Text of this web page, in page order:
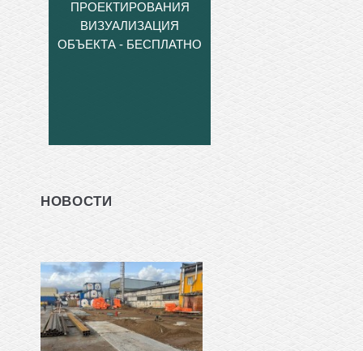
ПРОЕКТИРОВАНИЯ
ВИЗУАЛИЗАЦИЯ
ОБЪЕКТА - БЕСПЛАТНО
НОВОСТИ